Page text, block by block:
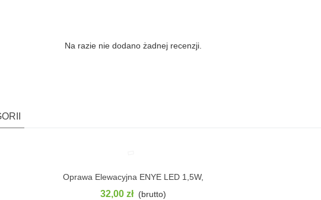
Na razie nie dodano żadnej recenzji.
Pokaż
Oprawa Elewacyjna ENYE LED 1,5W,
IP65, 4000K
32,00 zł (brutto)